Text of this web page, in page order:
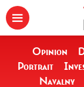
Opinion
Portrait
Navalny